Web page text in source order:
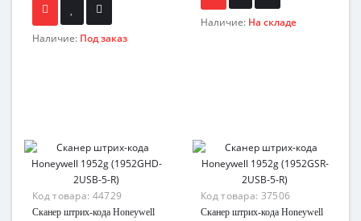
Наличие: Под заказ
Наличие: На складе
Код товара: 44729
Сканер штрих-кода Honeywell
Код товара: 37506
Сканер штрих-кода Honeywell